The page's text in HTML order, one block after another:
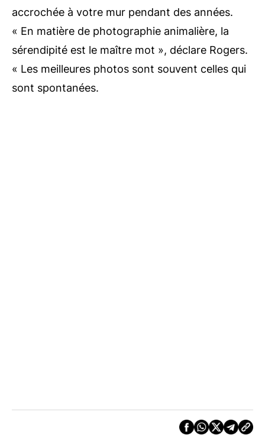
accrochée à votre mur pendant des années.
« En matière de photographie animalière, la
sérendipité est le maître mot », déclare Rogers.
« Les meilleures photos sont souvent celles qui
sont spontanées.